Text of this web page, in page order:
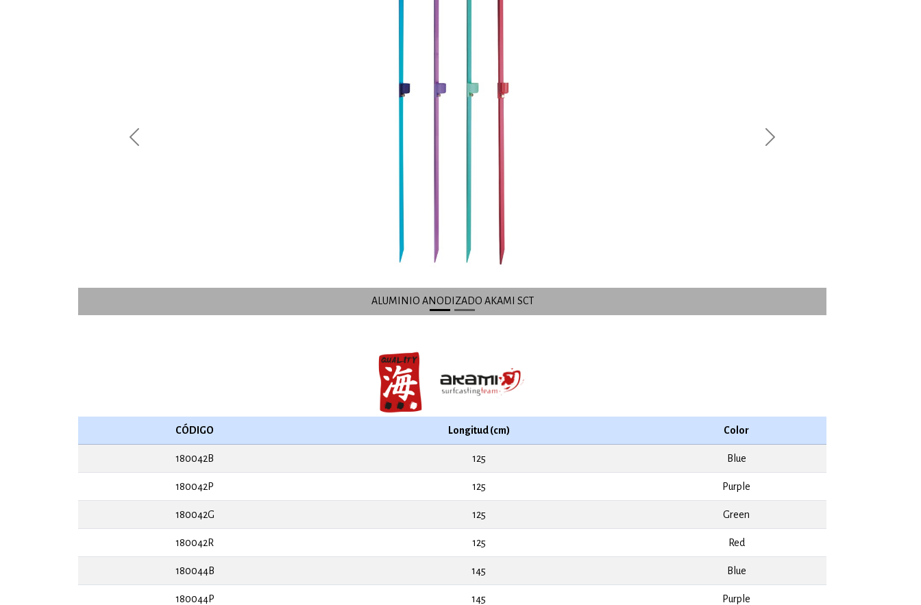
ALUMINIO ANODIZADO AKAMI SCT
Previous Next
CÓDIGO Longitud (cm) Color
180042B 125 Blue
180042P 125 Purple
180042G 125 Green
180042R 125 Red
180044B 145 Blue
180044P 145 Purple